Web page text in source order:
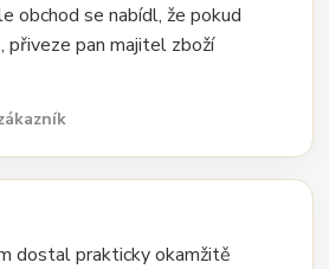
obchod se nabídl, že pokud
přiveze pan majitel zboží
dostal prakticky okamžitě